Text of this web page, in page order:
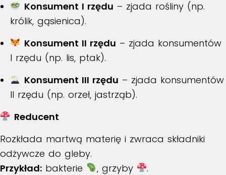
Konsument I rzędu – zjada rośliny (np.
królik, gąsienica).
Konsument II rzędu – zjada konsumentów
I rzędu (np. lis, ptak).
Konsument III rzędu – zjada konsumentów
II rzędu (np. orzeł, jastrząb).
Reducent
Rozkłada martwą materię i zwraca składniki
odżywcze do gleby.
Przykład: bakterie , grzyby .